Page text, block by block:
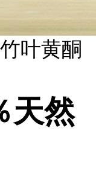
叶黄酮
天然